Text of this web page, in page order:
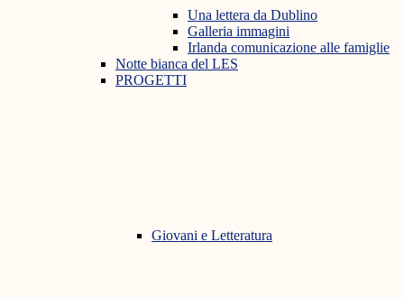
Una lettera da Dublino
Galleria immagini
Irlanda comunicazione alle famiglie
Notte bianca del LES
PROGETTI
Giovani e Letteratura